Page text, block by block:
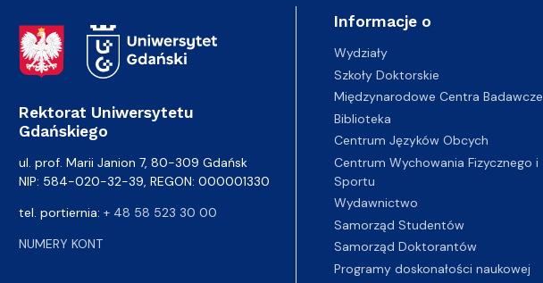
Adres Rektoratu
Rektorat Uniwersytetu
Gdańskiego
ul. prof. Marii Janion 7, 80-309 Gdańsk
NIP: 584-020-32-39, REGON: 000001330
tel. portiernia: + 48 58 523 30 00
NUMERY KONT
Informacje o
Wydziały
Szkoły Doktorskie
Międzynarodowe Centra Badawcze
Biblioteka
Centrum Języków Obcych
Centrum Wychowania Fizycznego i
Sportu
Wydawnictwo
Samorząd Studentów
Samorząd Doktorantów
Programy doskonałości naukowej